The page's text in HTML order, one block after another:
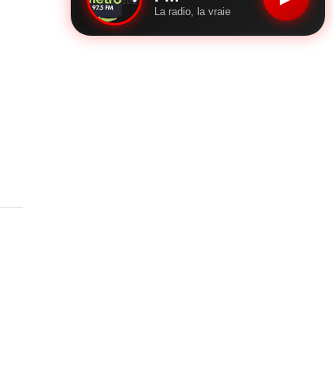
La radio, la vraie